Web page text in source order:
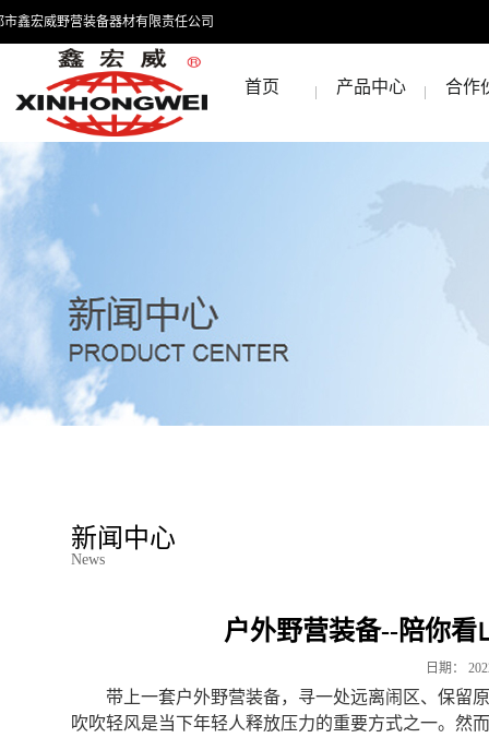
市鑫宏威野营装备器材有限责任公司
首页 产品中心 合作
新闻中心
News
户外野营装备--陪你
日期：
带上一套户外野营装备，寻一处远离闹区、保留
吹吹轻风是当下年轻人释放压力的重要方式之一。然